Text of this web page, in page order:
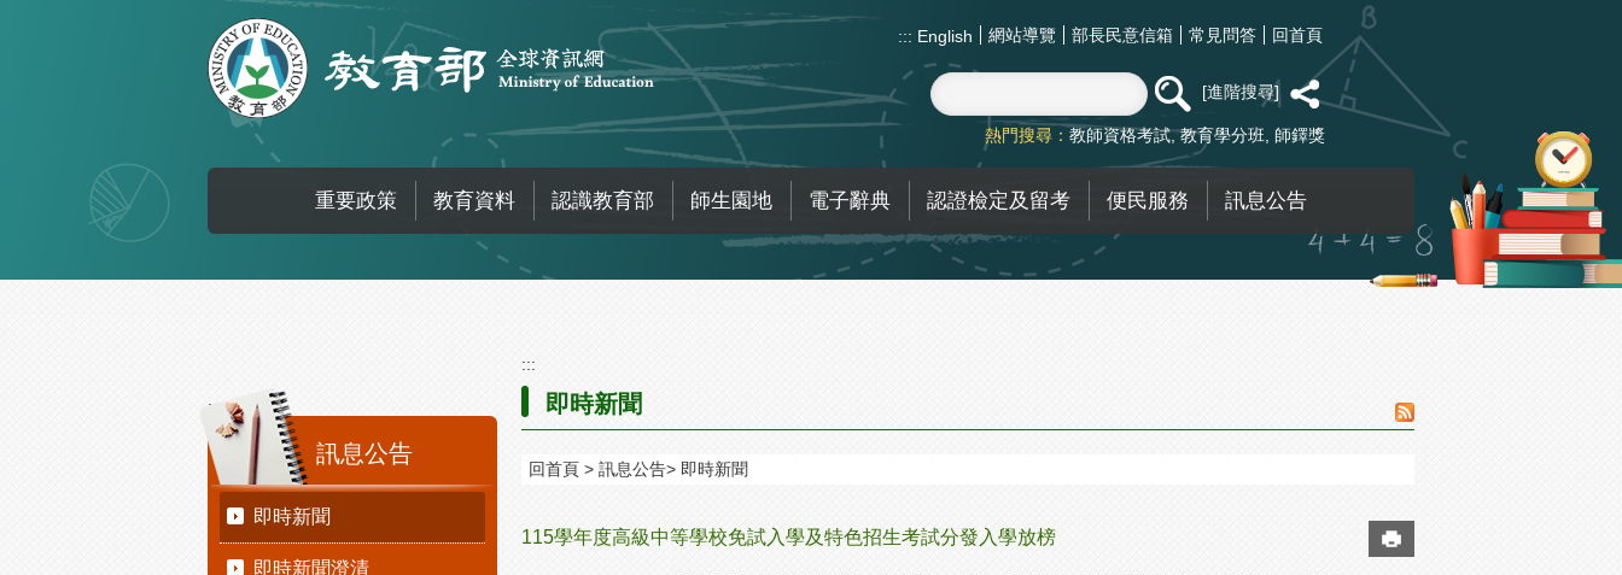
::: English 網站導覽 部長民意信箱 常見問答 回首頁
進階搜尋
熱門搜尋： 教師資格考試 教育學分班 師鐸獎
重要政策 教育資料 認識教育部 師生園地 電子辭典 認證檢定及留考 便民服務 訊息公告
:::
訊息公告
即時新聞
即時新聞澄清
:::
即時新聞
回首頁 訊息公告 即時新聞
115學年度高級中等學校免試入學及特色招生考試分發入學放榜